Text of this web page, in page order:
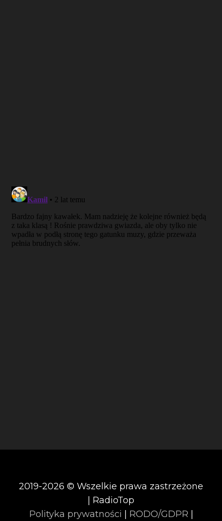
2019-2026 © Wszelkie prawa zastrzeżone
| RadioTop
Polityka prywatności
RODO/GDPR